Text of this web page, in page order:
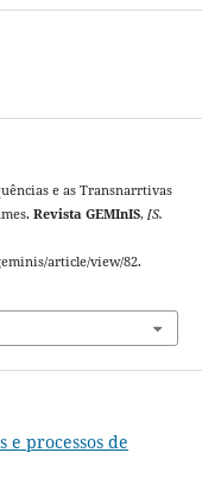
e as Transnarrtivas
Revista GEMInIS, [S.
article/view/82.
e processos de